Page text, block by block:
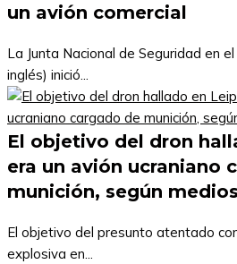
un avión comercial
La Junta Nacional de Seguridad en
inglés) inició...
El objetivo del dron
era un avión ucraniano
munición, según medios
El objetivo del presunto atentado
explosiva en...